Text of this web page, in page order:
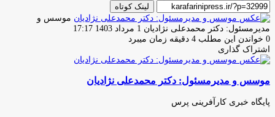
لینک کوتاه
موسس و
مدیرمسئول: دکتر محمدعلی نژادیان ارسال
ایمیل
1 مرداد 1403 17:17
0 خواندن این مطلب 4 دقیقه زمان میبرد
اشتراک گذاری
فیس
توئیتر
لینکدین
واتس
تلگرام
اشتراک
از
ایمیل
چاپ
موسس و مدیرمسئول: دکتر محمدعلی نژادیان
پایگاه خبری کارآفرینی پرس